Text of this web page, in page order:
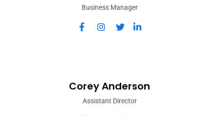
Business Manager
Corey Anderson
Assistant Director